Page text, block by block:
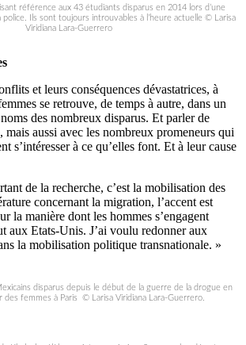
référence aux 43 étudiants disparus en 2014 lors d’une
Ils sont toujours introuvables à l’heure actuelle © Larisa
Viridiana Lara-Guerrero
et leurs conséquences dévastatrices, à
se retrouve, de temps à autre, dans un
des nombreux disparus. Et parler de
aussi avec les nombreux promeneurs qui
s’intéresser à ce qu’elles font. Et à leur cause
de la recherche, c’est la mobilisation des
concernant la migration, l’accent est
la manière dont les hommes s’engagent
aux Etats-Unis. J’ai voulu redonner aux
la mobilisation politique transnationale. »
disparus depuis le début de la guerre de la drogue en
des femmes à Paris © Larisa Viridiana Lara-Guerrero.